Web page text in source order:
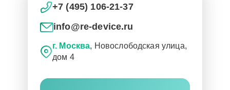
+7 (495) 106-21-37
info@re-device.ru
г. Москва, Новослободская улица,
дом 4